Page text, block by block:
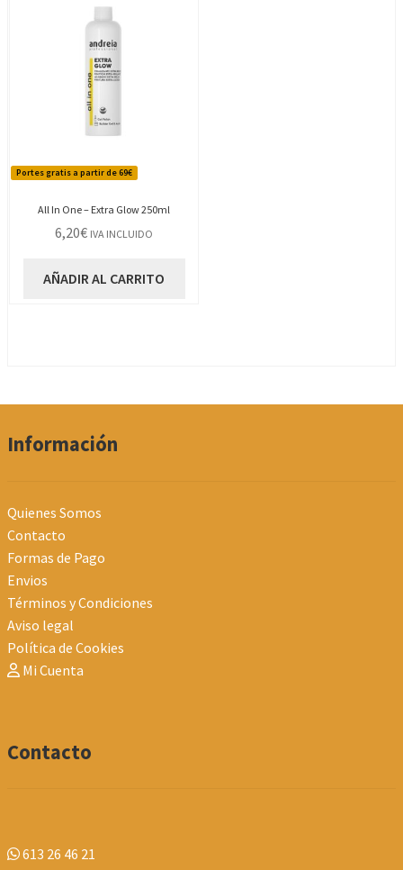
Portes gratis a partir de 69€
All In One – Extra Glow 250ml
6,20€ IVA INCLUIDO
AÑADIR AL CARRITO
Información
Quienes Somos
Contacto
Formas de Pago
Envios
Términos y Condiciones
Aviso legal
Política de Cookies
Mi Cuenta
Contacto
613 26 46 21